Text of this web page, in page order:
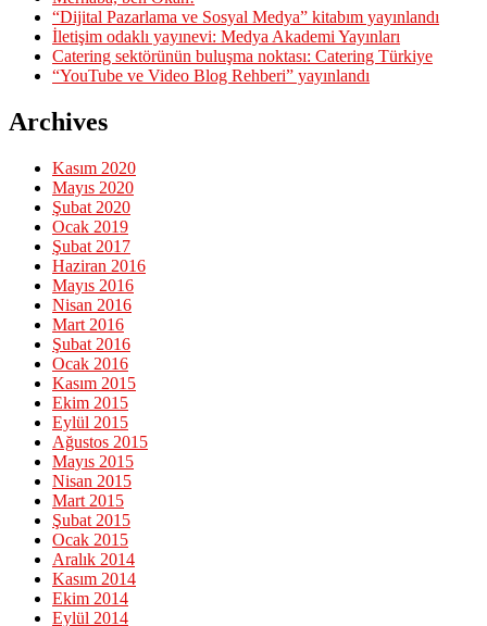
“Dijital Pazarlama ve Sosyal Medya” kitabım yayınlandı
İletişim odaklı yayınevi: Medya Akademi Yayınları
Catering sektörünün buluşma noktası: Catering Türkiye
“YouTube ve Video Blog Rehberi” yayınlandı
Archives
Kasım 2020
Mayıs 2020
Şubat 2020
Ocak 2019
Şubat 2017
Haziran 2016
Mayıs 2016
Nisan 2016
Mart 2016
Şubat 2016
Ocak 2016
Kasım 2015
Ekim 2015
Eylül 2015
Ağustos 2015
Mayıs 2015
Nisan 2015
Mart 2015
Şubat 2015
Ocak 2015
Aralık 2014
Kasım 2014
Ekim 2014
Eylül 2014